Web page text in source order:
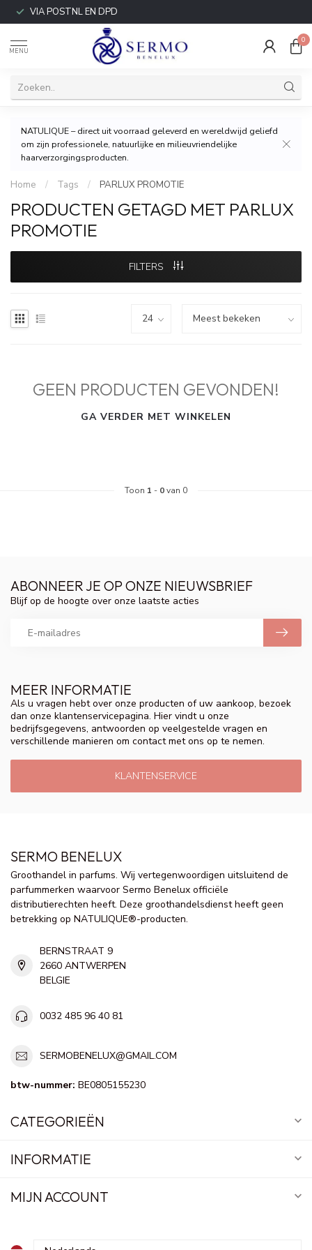
VIA POSTNL EN DPD
MENU
0
NATULIQUE – direct uit voorraad geleverd en wereldwijd geliefd
om zijn professionele, natuurlijke en milieuvriendelijke
haarverzorgingsproducten.
Home / Tags / PARLUX PROMOTIE
PRODUCTEN GETAGD MET PARLUX
PROMOTIE
FILTERS
GEEN PRODUCTEN GEVONDEN!
GA VERDER MET WINKELEN
Toon 1 - 0van 0
MEER INFORMATIE
Als u vragen hebt over onze producten of uw aankoop, bezoek
dan onze klantenservicepagina. Hier vindt u onze
bedrijfsgegevens, antwoorden op veelgestelde vragen en
verschillende manieren om contact met ons op te nemen.
KLANTENSERVICE
ABONNEER JE OP ONZE NIEUWSBRIEF
Blijf op de hoogte over onze laatste acties
SERMO BENELUX
Groothandel in parfums. Wij vertegenwoordigen uitsluitend de
parfummerken waarvoor Sermo Benelux officiële
distributierechten heeft. Deze groothandelsdienst heeft geen
betrekking op NATULIQUE®-producten.
BERNSTRAAT 9
2660 ANTWERPEN
BELGIE
0032 485 96 40 81
SERMOBENELUX@GMAIL.COM
btw-nummer: BE0805155230
CATEGORIEËN
INFORMATIE
MIJN ACCOUNT